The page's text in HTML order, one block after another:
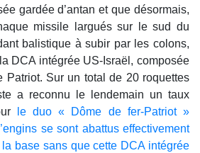
gardée d’antan et que désormais,
missile largués sur le sud du
balistique à subir par les colons,
DCA intégrée US-Israël, composée
Patriot. Sur un total de 20 roquettes
a reconnu le lendemain un taux
le duo « Dôme de fer-Patriot »
se sont abattus effectivement
base sans que cette DCA intégrée